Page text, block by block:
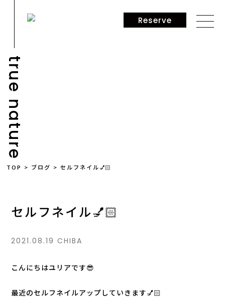
Reserve
true nature
TOP > ブログ >セルフネイル💅🏻
セルフネイル💅🏻
2021.08.19CHIBA
こんにちはユリアです😎
最近のセルフネイルアップしていきます💅🏻